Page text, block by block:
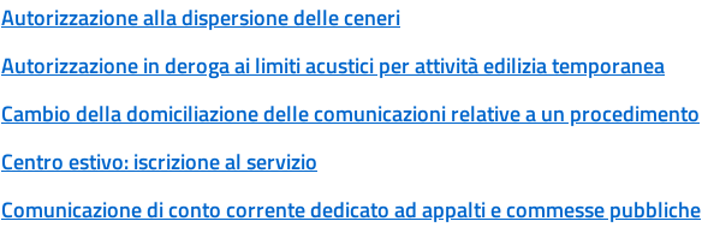
Autorizzazione alla dispersione delle ceneri
Autorizzazione in deroga ai limiti acustici per attività edilizia temporanea
Cambio della domiciliazione delle comunicazioni relative a un procedimento
Centro estivo: iscrizione al servizio
Comunicazione di conto corrente dedicato ad appalti e commesse pubbliche